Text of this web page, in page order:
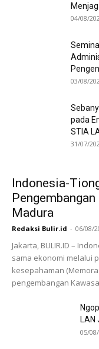
04/08/
03/08/
pada
STIA
31/07/
Indonesia-
Madura
Redaksi Bulir.id - 06/08/
Jakarta, BULIR.ID –
sama ekonomi melalui
kesepahaman
pengembangan
LAN
05/